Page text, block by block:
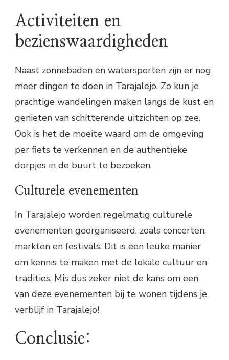
Activiteiten en
bezienswaardigheden
Naast zonnebaden en watersporten zijn er nog
meer dingen te doen in Tarajalejo. Zo kun je
prachtige wandelingen maken langs de kust en
genieten van schitterende uitzichten op zee.
Ook is het de moeite waard om de omgeving
per fiets te verkennen en de authentieke
dorpjes in de buurt te bezoeken.
Culturele evenementen
In Tarajalejo worden regelmatig culturele
evenementen georganiseerd, zoals concerten,
markten en festivals. Dit is een leuke manier
om kennis te maken met de lokale cultuur en
tradities. Mis dus zeker niet de kans om een
van deze evenementen bij te wonen tijdens je
verblijf in Tarajalejo!
Conclusie: